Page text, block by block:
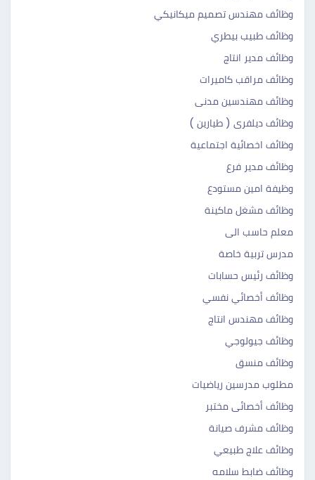
وظائف مهندس تصميم ميكانيكي
وظائف طبيب بيطري
وظائف مدير انتاج
وظائف مراقب كاميرات
وظائف مهندسين مدنى
وظائف ديلفرى ( طيارين )
وظائف اخصائية اجتماعية
وظائف مدير فرع
وظيفة امين مستودع
وظائف مشغل ماكينة
معلم حاسب الى
مدرس تربية خاصة
وظائف رئيس حسابات
وظائف أخصائي نفسي
وظائف مهندس انتاج
وظائف جيولوجي
وظائف منسق
مطلوب مدرسين رياضيات
وظائف أخصائى مختبر
وظائف مشرف صيانة
وظائف علاج طبيعي
وظائف ضابط سلامه